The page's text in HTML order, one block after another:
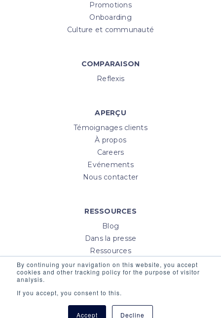
By continuing your navigation on this website, you accept
cookies and other tracking policy for the purpose of visitor
analysis.
If you accept, you consent to this.
Accept Decline
Promotions
Onboarding
Culture et communauté
COMPARAISON
Reflexis
APERÇU
Témoignages clients
À propos
Careers
Evénements
Nous contacter
RESSOURCES
Blog
Dans la presse
Ressources
Help Center
Login